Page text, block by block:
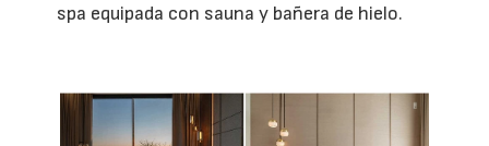
spa equipada con sauna y bañera de hielo.